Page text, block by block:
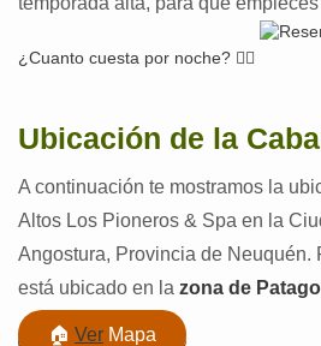
¿Cuanto cuesta por noche? 👉🏽
Ubicación de la
A continuación te mostramos la
Altos Los Pioneros & Spa en la
Angostura, Provincia de Neuquén.
está ubicado en la zona de
🏠 Ver Mapa